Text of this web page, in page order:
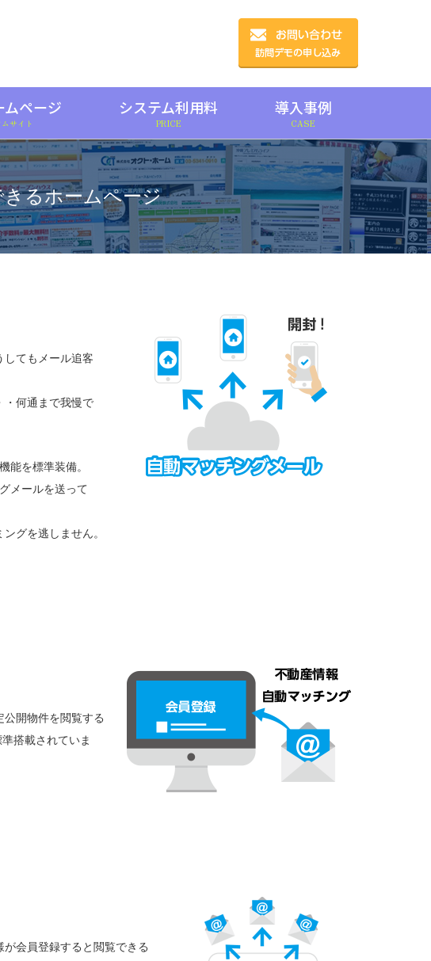
ムページ
サイト
システム利用料
PRICE
導入事例
CASE
るホームページ
してもメール追客
・何通まで我慢で
能を標準装備。
メールを送って
グを逃しません。
開物件を閲覧する
搭載されていま
会員登録すると閲覧できる